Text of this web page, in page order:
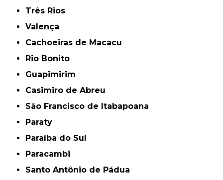
Três Rios
Valença
Cachoeiras de Macacu
Rio Bonito
Guapimirim
Casimiro de Abreu
São Francisco de Itabapoana
Paraty
Paraíba do Sul
Paracambi
Santo Antônio de Pádua